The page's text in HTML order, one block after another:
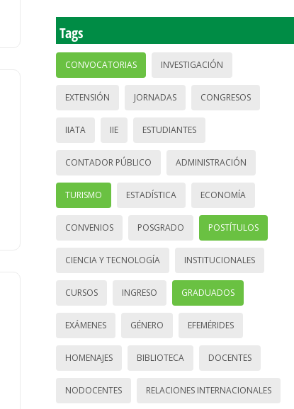
Tags
CONVOCATORIAS INVESTIGACIÓN
EXTENSIÓN JORNADAS CONGRESOS
IIATA IIE ESTUDIANTES
CONTADOR PÚBLICO ADMINISTRACIÓN
TURISMO ESTADÍSTICA ECONOMÍA
CONVENIOS POSGRADO POSTÍTULOS
CIENCIA Y TECNOLOGÍA INSTITUCIONALES
CURSOS INGRESO GRADUADOS
EXÁMENES GÉNERO EFEMÉRIDES
HOMENAJES BIBLIOTECA DOCENTES
NODOCENTES RELACIONES INTERNACIONALES